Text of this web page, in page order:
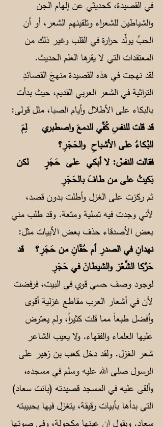
في القصيدة، كحديثي عن إلهام الجن
والشياطين للشعراء وتلقينهم الشعر، أو أن
الحبَّ يولِّد حرارة في القلب وغير ذلك من
المعتقدات التي لا يقرها العلم الحديث.
لقد نهجت في هذه القصيدة منهجَ القصائدِ
التراثية في الشعر العربي القديم، حيث بدأت
بالبكاء على الأطلال وأيام الصبا، مثل قولي:
قد قلت للنفسِ كُفِّي الدمعَ واصطبريلِمَ
البُـكاءُ على الأشباحِ والحَجَرِ؟
فقالت النفسُ: لا أبكي علـى حَجَرٍلكن
بَكيتُ على من طافَ بالحَجَرِ
ثم ركزت على الغزل وأطلت بدون قصد،
لأني وجدت فيه تسلية ومتعة. وقد طلب مني
بعض الأصدقاء حذف بعض الأبيات مثل:
نهدانِ في الصدرِ أم حُقّانِ من حَجَرِ؟قد
حَرَّكا الشِّعْرَ والشيطانَ في حَجَرِ
لوجود وصف حسي قوي في البيت، فرفضت
لأن في أشعار العرب مقاطع غزلية أقوى
وأفضل طبعاً مما قلت كثيراً، ولم يعترض
عليها العلماء والفقهاء. ولا يعيب الشاعر
شعر الغزل. ولقد دخل كعب بن زهير على
الرسول صلى الله عليه وسلم في مسجده،
وألقى عليه في المسجد قصيدته (بانت سعاد)
التي بدأها بأبيات رقيقة، يتغزل فيها بحبيبته
سعاد. ويقول إن عينها مكحولة، وفي صوتها